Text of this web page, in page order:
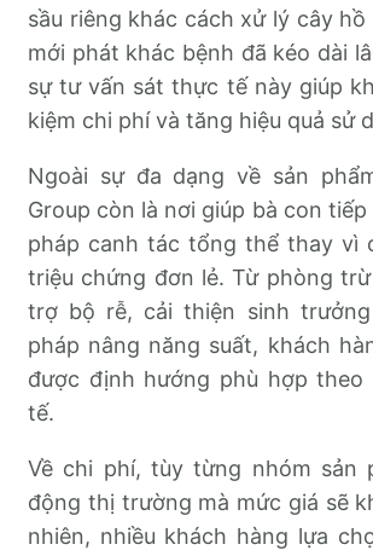
sầu riêng khác cách xử lý cây hồ
mới phát khác bệnh đã kéo dài
sự tư vấn sát thực tế này giúp
kiệm chi phí và tăng hiệu quả sử
Ngoài sự đa dạng về sản
Group còn là nơi giúp bà con tiếp
pháp canh tác tổng thể thay vì
triệu chứng đơn lẻ. Từ phòng
trợ bộ rễ, cải thiện sinh
pháp nâng năng suất, khách
được định hướng phù hợp theo
tế.
Về chi phí, tùy từng nhóm sản
động thị trường mà mức giá sẽ
nhiên, nhiều khách hàng lựa